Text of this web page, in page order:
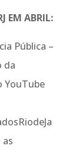
EM ABRIL:
Pública –
da
YouTube